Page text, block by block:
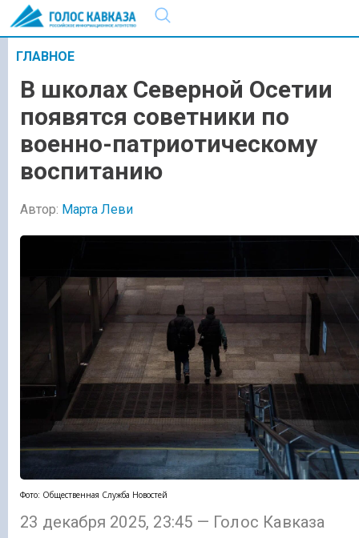
ГЛАВНОЕ
В школах Северной Осетии
появятся советники по
военно-патриотическому
воспитанию
Автор: Марта Леви
Фото: Общественная Служба Новостей
23 декабря 2025, 23:45 — Голос Кавказа